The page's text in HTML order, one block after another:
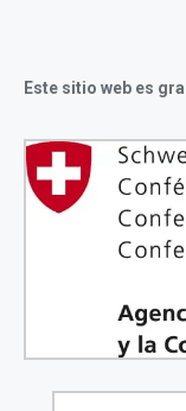
Este sitio web es